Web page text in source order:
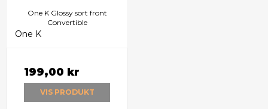
One K Glossy sort front
Convertible
One K
199,00 kr
VIS PRODUKT